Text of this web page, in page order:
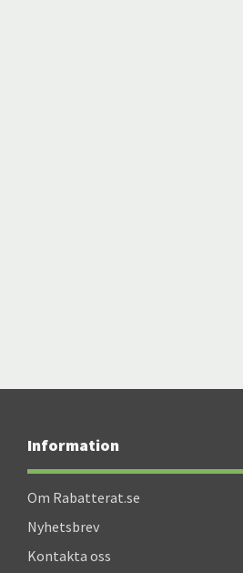
Information
Om Rabatterat.se
Nyhetsbrev
Kontakta oss